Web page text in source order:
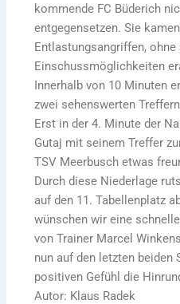
kommende FC Büderich
entgegensetzen. Sie
Entlastungsangriffen,
Einschussmöglichkeiten
Innerhalb von 10 Minuten
zwei sehenswerten
Erst in der 4. Minute der
Gutaj mit seinem Treffer
TSV Meerbusch etwas
Durch diese Niederlage
auf den 11. Tabellenplatz
wünschen wir eine
von Trainer Marcel
nun auf den letzten beiden
positiven Gefühl die
Autor: Klaus Radek